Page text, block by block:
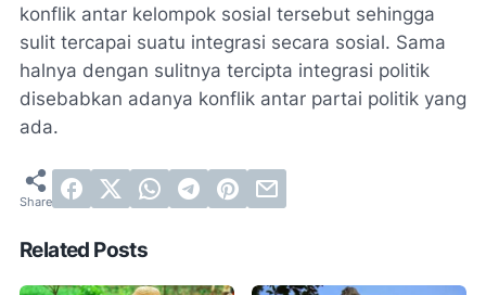
konflik antar kelompok sosial tersebut sehingga
sulit tercapai suatu integrasi secara sosial. Sama
halnya dengan sulitnya tercipta integrasi politik
disebabkan adanya konflik antar partai politik yang
ada.
Related Posts